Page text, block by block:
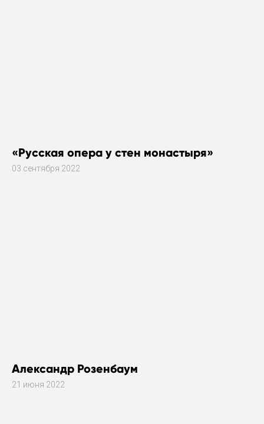
«Русская опера у стен монастыря»
03 сентября 2022
Александр Розенбаум
21 июня 2022